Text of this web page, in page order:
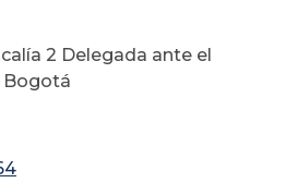
2 Delegada ante el
Bogotá